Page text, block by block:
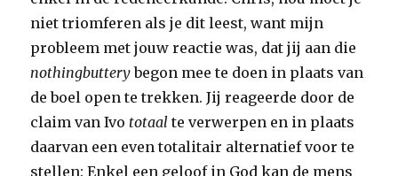
niet triomferen als je dit leest, want mijn
probleem met jouw reactie was, dat jij aan die
nothingbutterybegon mee te doen in plaats van
de boel open te trekken. Jij reageerde door de
claim van Ivo totaalte verwerpen en in plaats
daarvan een even totalitair alternatief voor te
stellen: Enkel een geloof in God kan de mens